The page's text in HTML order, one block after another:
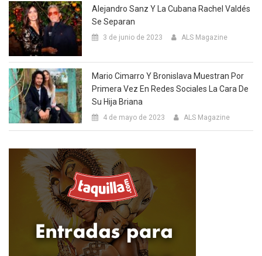
Alejandro Sanz Y La Cubana Rachel Valdés
Se Separan
3 de junio de 2023 ALS Magazine
Mario Cimarro Y Bronislava Muestran Por
Primera Vez En Redes Sociales La Cara De
Su Hija Briana
4 de mayo de 2023 ALS Magazine